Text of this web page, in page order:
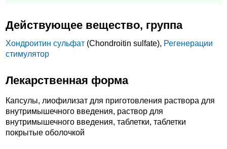
Действующее вещество, группа
Хондроитин сульфат (Chondroitin sulfate), Регенерации
стимулятор
Лекарственная форма
Капсулы, лиофилизат для приготовления раствора для
внутримышечного введения, раствор для
внутримышечного введения, таблетки, таблетки
покрытые оболочкой